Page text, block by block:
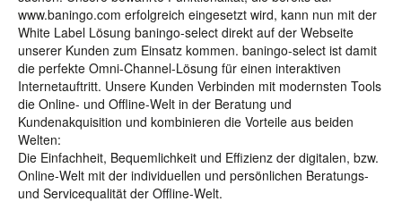
www.baningo.com erfolgreich eingesetzt wird, kann nun mit der
White Label Lösung baningo-select direkt auf der Webseite
unserer Kunden zum Einsatz kommen. baningo-select ist damit
die perfekte Omni-Channel-Lösung für einen interaktiven
Internetauftritt. Unsere Kunden Verbinden mit modernsten Tools
die Online- und Offline-Welt in der Beratung und
Kundenakquisition und kombinieren die Vorteile aus beiden
Welten:
Die Einfachheit, Bequemlichkeit und Effizienz der digitalen, bzw.
Online-Welt mit der individuellen und persönlichen Beratungs-
und Servicequalität der Offline-Welt.